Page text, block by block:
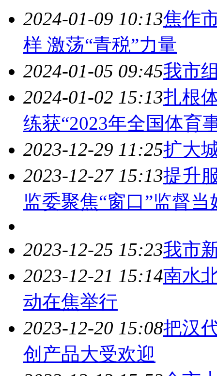
2024-01-09 10:13焦作
样 激荡“青税”力量
2024-01-05 09:45我市
2024-01-02 15:13扎根
练获“2023年全国体育
2023-12-29 11:25扩大
2023-12-27 15:13提升
监委聚焦“窗口”监督
2023-12-25 15:23我市
2023-12-21 15:14南水
动在焦举行
2023-12-20 15:08把汉
创产品大受欢迎